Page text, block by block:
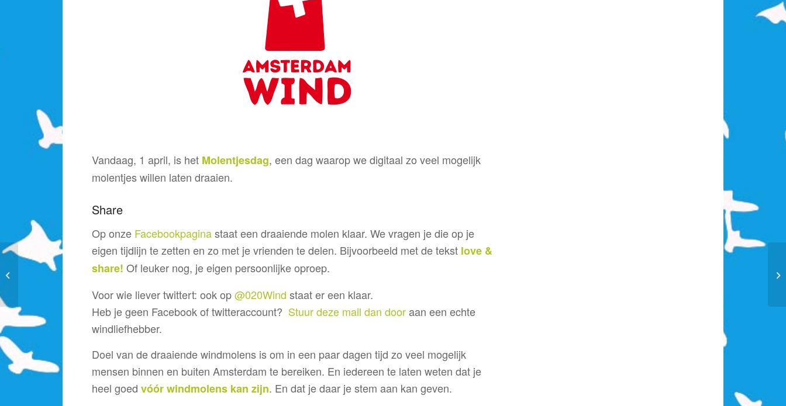
Vandaag, 1 april, is het Molentjesdag, een dag waarop we digitaal zo veel mogelijk
molentjes willen laten draaien.
Share
Op onze Facebookpaginastaat een draaiende molen klaar. We vragen je die op je
eigen tijdlijn te zetten en zo met je vrienden te delen. Bijvoorbeeld met de tekst love &
share! Of leuker nog, je eigen persoonlijke oproep.
Voor wie liever twittert: ook op@020Wind staat er een klaar.
Heb je geen Facebook of twitteraccount? Stuur deze mail dan dooraan een echte
windliefhebber.
Doel van de draaiende windmolens is om in een paar dagen tijd zo veel mogelijk
mensen binnen en buiten Amsterdam te bereiken. En iedereen te laten weten dat je
heel goed vóór windmolens kan zijn. En dat je daar je stem aan kan geven.
De Grote
Dakenconferentie van